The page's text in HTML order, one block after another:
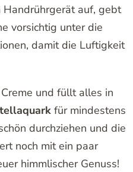
Handrührgerät auf, gebt
vorsichtig unter die
damit die Luftigkeit
und füllt alles in
für mindestens
durchziehen und die
noch mit ein paar
himmlischer Genuss!